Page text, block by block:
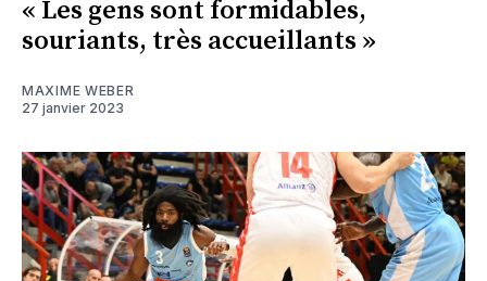
« Les gens sont formidables,
souriants, très accueillants »
MAXIME WEBER
27 janvier 2023